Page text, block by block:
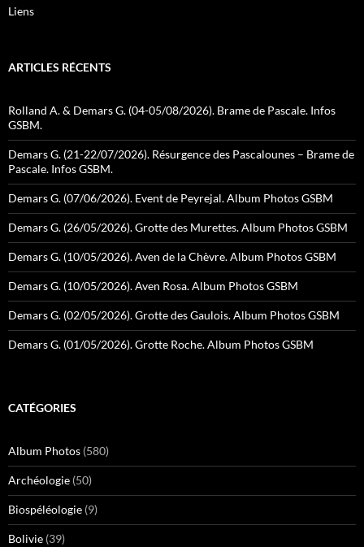
Liens
ARTICLES RÉCENTS
Rolland A. & Demars G. (04-05/08/2026). Brame de Pascale. Infos
GSBM.
Demars G. (21-22/07/2026). Résurgence des Pascalounes – Brame de
Pascale. Infos GSBM.
Demars G. (07/06/2026). Event de Peyrejal. Album Photos GSBM
Demars G. (26/05/2026). Grotte des Murettes. Album Photos GSBM
Demars G. (10/05/2026). Aven de la Chèvre. Album Photos GSBM
Demars G. (10/05/2026). Aven Rosa. Album Photos GSBM
Demars G. (02/05/2026). Grotte des Gaulois. Album Photos GSBM
Demars G. (01/05/2026). Grotte Roche. Album Photos GSBM
CATÉGORIES
Album Photos (580)
Archéologie (50)
Biospéléologie (9)
Bolivie (39)